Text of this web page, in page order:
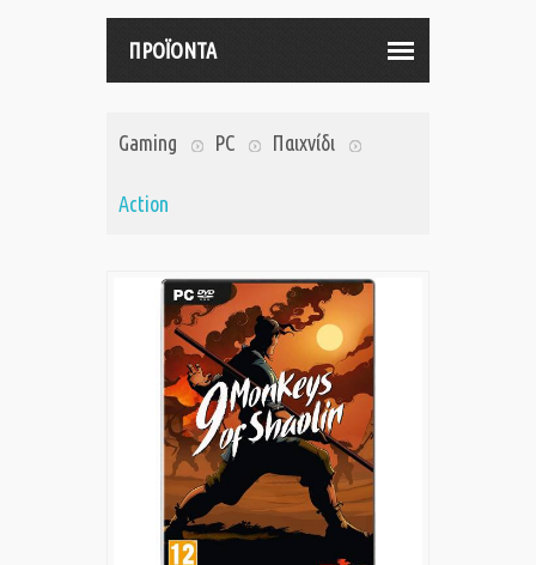
ΠΡΟΪΟΝΤΑ
Gaming PC Παιχνίδι
Action